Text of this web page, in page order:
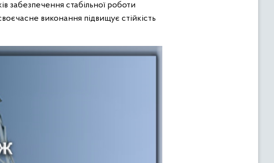
забезпечення стабільної роботи
виконання підвищує стійкість